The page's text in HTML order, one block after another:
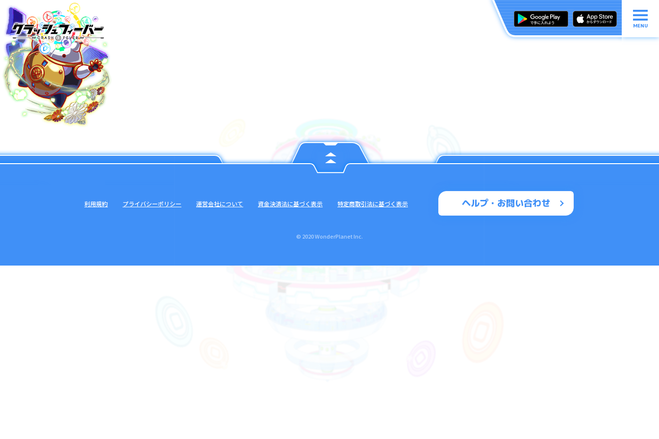
MENU
ヘルプ・お問い合わせ
利用規約 プライバシーポリシー 運営会社について 資金決済法に基づく表示 特定商取引法に基づく表示
© 2020 WonderPlanet Inc.